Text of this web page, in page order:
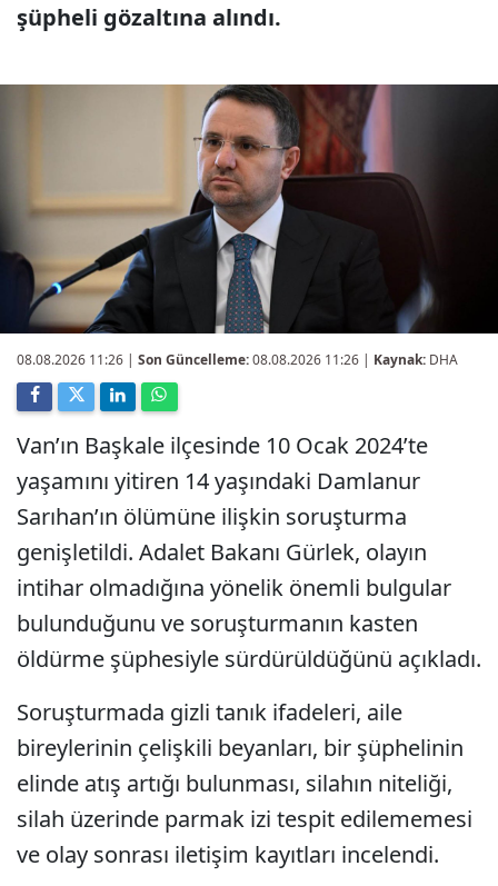
şüpheli gözaltına alındı.
08.08.2026 11:26 | Son Güncelleme:08.08.2026 11:26 | Kaynak: DHA
Van’ın Başkale ilçesinde 10 Ocak 2024’te
yaşamını yitiren 14 yaşındaki Damlanur
Sarıhan’ın ölümüne ilişkin soruşturma
genişletildi. Adalet Bakanı Gürlek, olayın
intihar olmadığına yönelik önemli bulgular
bulunduğunu ve soruşturmanın kasten
öldürme şüphesiyle sürdürüldüğünü açıkladı.
Soruşturmada gizli tanık ifadeleri, aile
bireylerinin çelişkili beyanları, bir şüphelinin
elinde atış artığı bulunması, silahın niteliği,
silah üzerinde parmak izi tespit edilememesi
ve olay sonrası iletişim kayıtları incelendi.